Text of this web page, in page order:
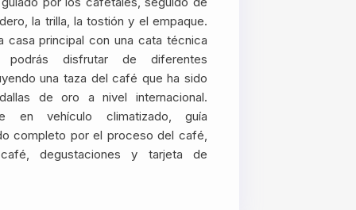
la trilla, la tostión y el empaque.
casa principal con una cata técnica
disfrutar de diferentes
una taza del café que ha sido
de oro a nivel internacional.
en vehículo climatizado, guía
completo por el proceso del café,
degustaciones y tarjeta de